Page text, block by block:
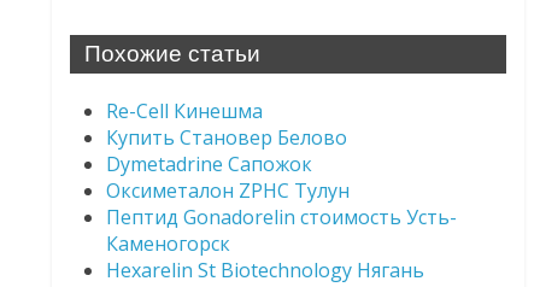
Похожие статьи
Re-Cell Кинешма
Купить Становер Белово
Dymetadrine Сапожок
Оксиметалон ZPHC Тулун
Пептид Gonadorelin стоимость Усть-
Каменогорск
Hexarelin St Biotechnology Нягань